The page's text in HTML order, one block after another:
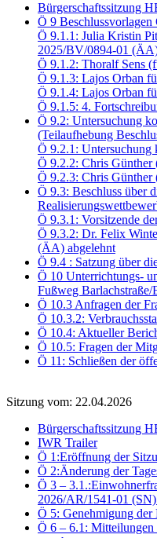
Bürgerschaftssitzung
Ö 9 Beschlussvorlagen
Ö 9.1.1: Julia Kristin
2025/BV/0894-01 (ÄA)
Ö 9.1.2: Thoralf Sens
Ö 9.1.3: Lajos Orban
Ö 9.1.4: Lajos Orban
Ö 9.1.5: 4.
Ö 9.2: Untersuchung
(Teilaufhebung
Ö 9.2.1:
Ö 9.2.2: Chris
Ö 9.2.3: Chris
Ö 9.3: Beschluss über
Ö 9.3.1: Vorsitzende
Ö 9.3.2: Dr. Felix
(ÄA) abgelehnt
Ö 9.4 : Satzung über
Ö 10 Unterrichtungs-
Fußweg
Ö 10.3 Anfragen der
Ö 10.3.2:
Ö 10.4: Aktueller
Ö 10.5: Fragen der
Ö 11: Schließen der
Sitzung vom: 22.04.2026
Bürgerschaftssitzung
IWR Trailer
Ö 1:Eröffnung der
Ö 2:Änderung der
Ö 3 –
2026/AR/1541-01
Ö 5: Genehmigung
Ö 6 – 6.1: Mitteilungen